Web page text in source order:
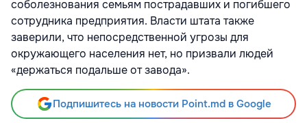
соболезнования семьям пострадавших и погибшего
сотрудника предприятия. Власти штата также
заверили, что непосредственной угрозы для
окружающего населения нет, но призвали людей
«держаться подальше от завода».
Подпишитесь на новости Point.md в Google